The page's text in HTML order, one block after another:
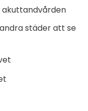
städer att se